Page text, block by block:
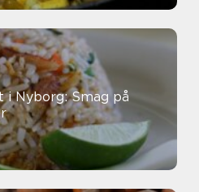
i Nyborg: Smag på